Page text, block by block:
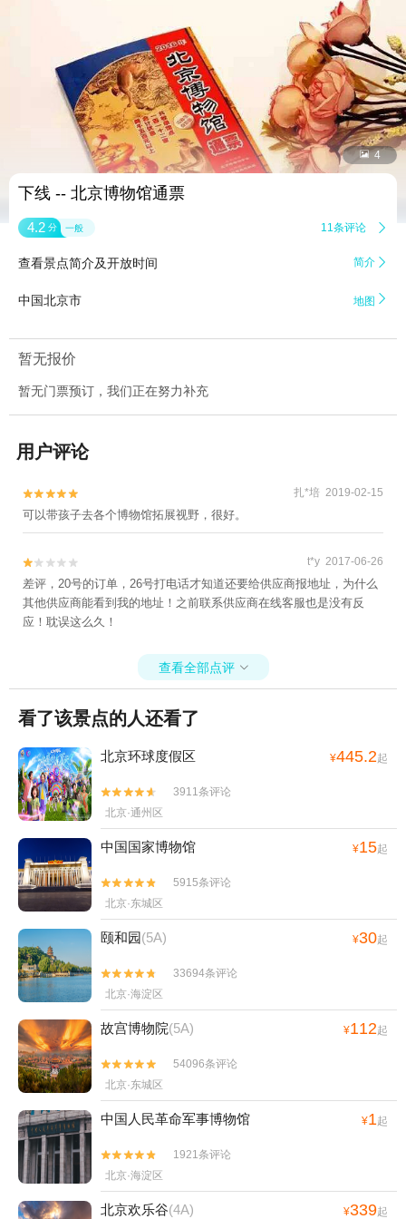
 4
下线 -- 北京博物馆通票
4.2 分 一般 11条评论 
查看景点简介及开放时间 简介 
中国北京市 地图 
暂无报价
暂无门票预订，我们正在努力补充
用户评论

 扎*培 2019-02-15
可以带孩子去各个博物馆拓展视野，很好。

 t*y 2017-06-26
差评，20号的订单，26号打电话才知道还要给供应商报地址，为什么
其他供应商能看到我的地址！之前联系供应商在线客服也是没有反
应！耽误这么久！
查看全部点评 
看了该景点的人还看了
北京环球度假区 ¥445.2起


3911条评论
北京·通州区
中国国家博物馆 ¥15起


5915条评论
北京·东城区
颐和园(5A) ¥30起


33694条评论
北京·海淀区
故宫博物院(5A) ¥112起


54096条评论
北京·东城区
中国人民革命军事博物馆 ¥1起


1921条评论
北京·海淀区
北京欢乐谷(4A) ¥339起